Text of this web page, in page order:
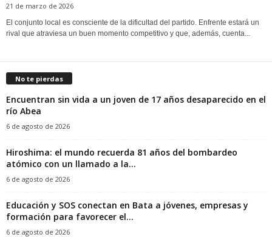
21 de marzo de 2026
El conjunto local es consciente de la dificultad del partido. Enfrente estará un
rival que atraviesa un buen momento competitivo y que, además, cuenta...
No te pierdas
Encuentran sin vida a un joven de 17 años desaparecido en el
río Abea
6 de agosto de 2026
Hiroshima: el mundo recuerda 81 años del bombardeo
atómico con un llamado a la...
6 de agosto de 2026
Educación y SOS conectan en Bata a jóvenes, empresas y
formación para favorecer el...
6 de agosto de 2026